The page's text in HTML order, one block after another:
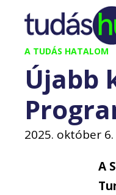
Kilépés
tartalomba
A TUDÁS HATALOM
Újabb
2025. október 6.
A